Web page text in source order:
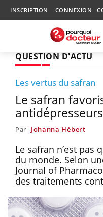
INSCRIPTION CONNEXION
QUESTION D'ACTU
Les vertus du safran
Le safran
antidépresseurs
Par Johanna Hébert
Le safran n’est pas
du monde. Selon
Journal of
des traitements